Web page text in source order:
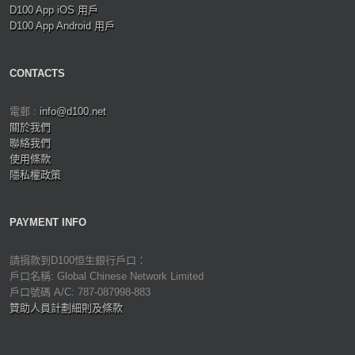
D100 App iOS 用戶
D100 App Android 用戶
CONTACTS
電郵 : info@d100.net
關於我們
聯絡我們
使用條款
隱私權政策
PAYMENT INFO
請捐款到D100恒生銀行戶口：
戶口名稱: Global Chinese Network Limited
戶口號碼 A/C: 787-087998-883
贊助人員計劃細則及條款